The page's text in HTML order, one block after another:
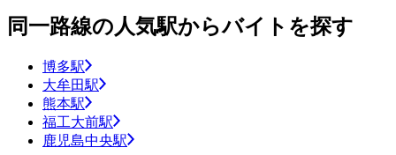
同一路線の人気駅からバイトを探す
博多駅
大牟田駅
熊本駅
福工大前駅
鹿児島中央駅